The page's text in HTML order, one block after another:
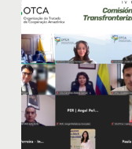
amazónicos
avanzan
en
la
implementación
de
la
agenda